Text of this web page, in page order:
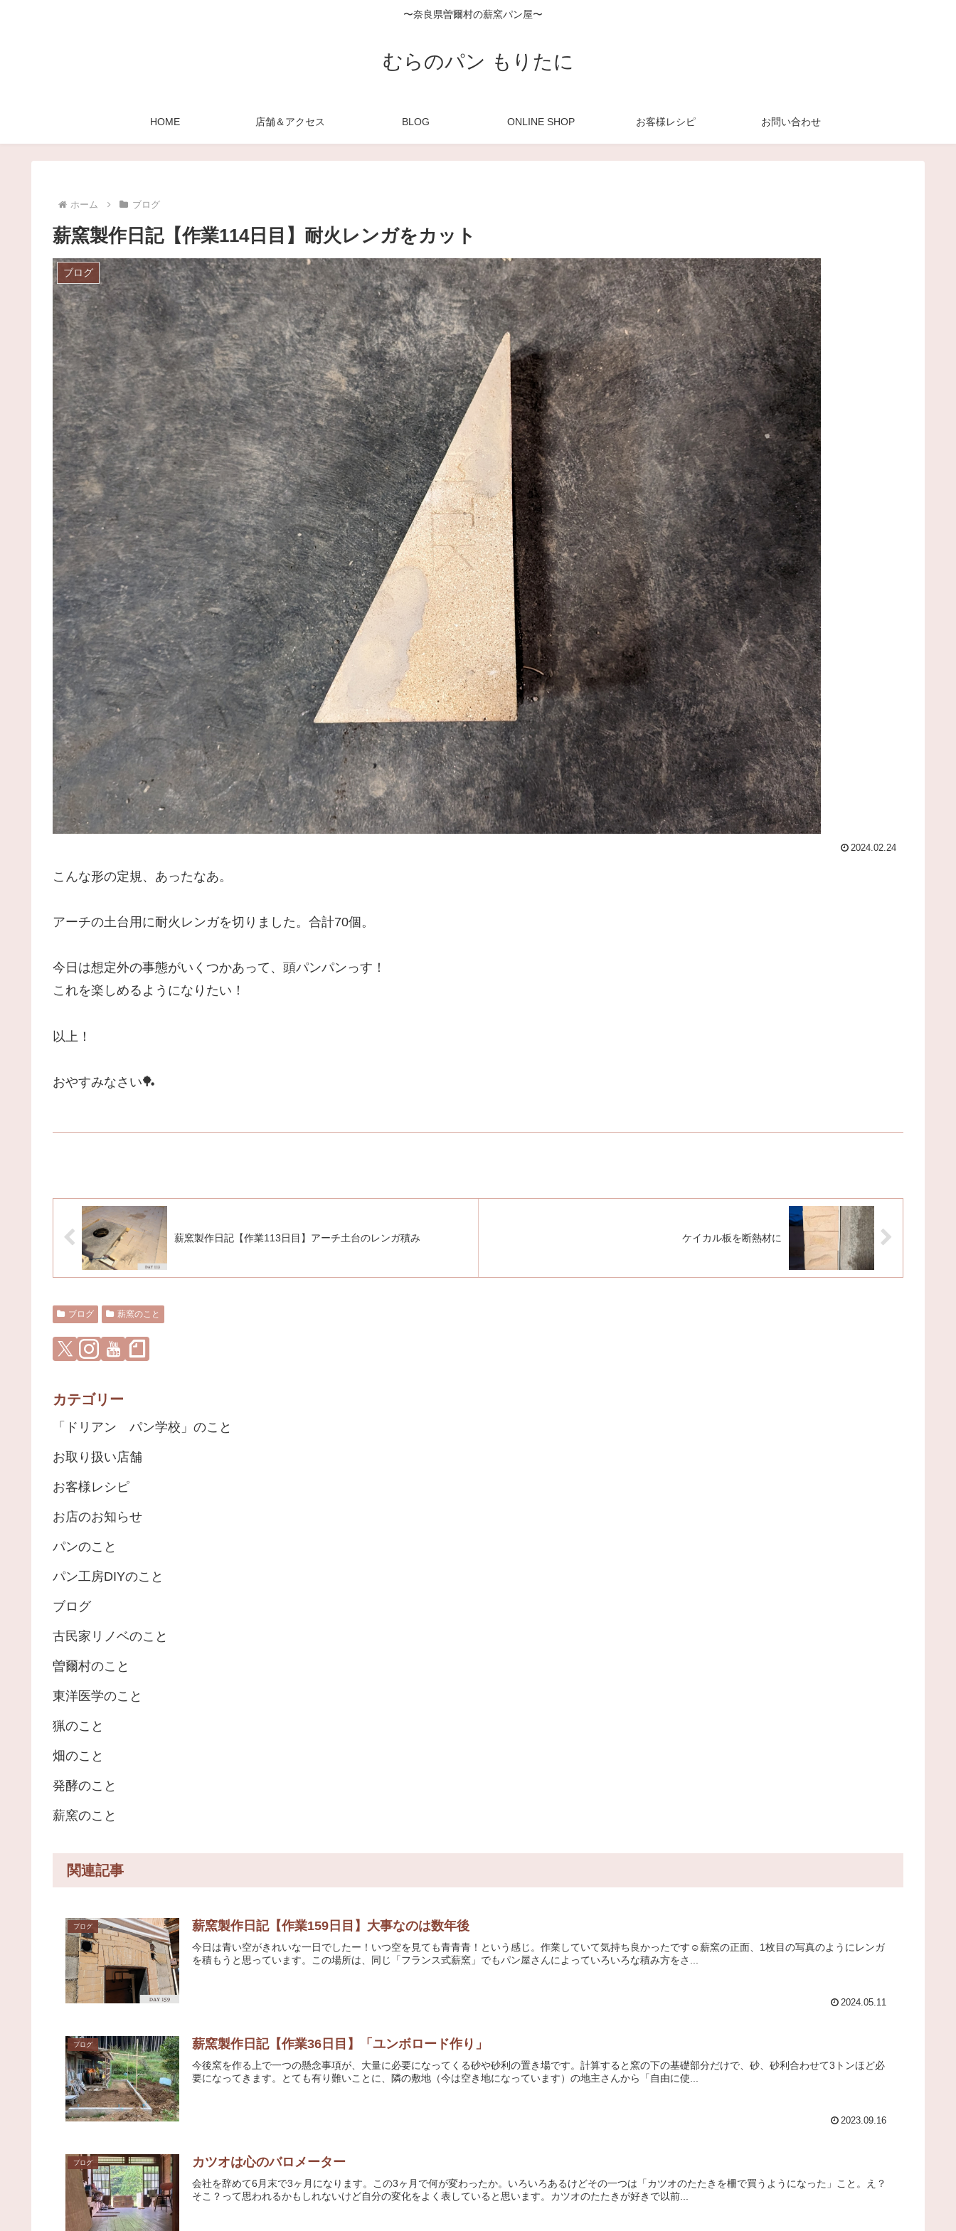
〜奈良県曽爾村の薪窯パン屋〜
むらのパン もりたに
HOME 店舗＆アクセス BLOG ONLINE SHOP お客様レシピ お問い合わせ
ホーム ブログ
薪窯製作日記【作業114日目】耐火レンガをカット
ブログ
2024.02.24
こんな形の定規、あったなあ。
アーチの土台用に耐火レンガを切りました。合計70個。
今日は想定外の事態がいくつかあって、頭パンパンっす！
これを楽しめるようになりたい！
以上！
おやすみなさい🏓
薪窯製作日記【作業113日目】アーチ土台のレンガ積み ケイカル板を断熱材に
ブログ 薪窯のこと
カテゴリー
「ドリアン パン学校」のこと
お取り扱い店舗
お客様レシピ
お店のお知らせ
パンのこと
パン工房DIYのこと
ブログ
古民家リノベのこと
曽爾村のこと
東洋医学のこと
猟のこと
畑のこと
発酵のこと
薪窯のこと
関連記事
ブログ 薪窯製作日記【作業159日目】大事なのは数年後
今日は青い空がきれいな一日でしたー！いつ空を見ても青青青！という感じ。作業していて気持ち良かったです☺薪窯の正面、1枚目の写真のようにレンガ
を積もうと思っています。この場所は、同じ「フランス式薪窯」でもパン屋さんによっていろいろな積み方をさ...
2024.05.11
ブログ 薪窯製作日記【作業36日目】「ユンボロード作り」
今後窯を作る上で一つの懸念事項が、大量に必要になってくる砂や砂利の置き場です。計算すると窯の下の基礎部分だけで、砂、砂利合わせて3トンほど必
要になってきます。とても有り難いことに、隣の敷地（今は空き地になっています）の地主さんから「自由に使...
2023.09.16
ブログ カツオは心のバロメーター
会社を辞めて6月末で3ヶ月になります。この3ヶ月で何が変わったか。いろいろあるけどその一つは「カツオのたたきを柵で買うようになった」こと。え？
そこ？って思われるかもしれないけど自分の変化をよく表していると思います。カツオのたたきが好きで以前...